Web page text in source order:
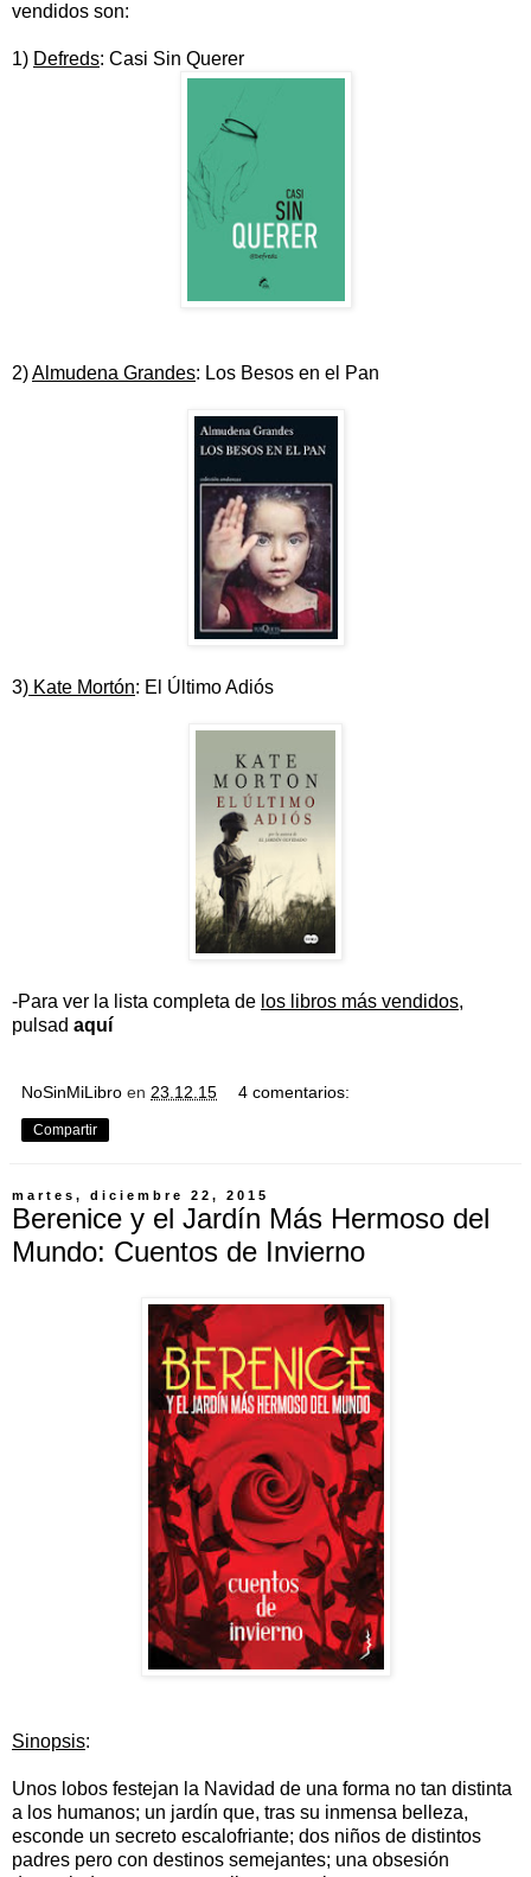
vendidos son:
1) Defreds: Casi Sin Querer
2)Almudena Grandes: Los Besos en el Pan
3) Kate Mortón: El Último Adiós
-Para ver la lista completa de los libros más vendidos,
pulsad aquí
NoSinMiLibro en 23.12.15 4 comentarios:
Compartir
martes, diciembre 22, 2015
Berenice y el Jardín Más Hermoso del
Mundo: Cuentos de Invierno
Sinopsis:
Unos lobos festejan la Navidad de una forma no tan distinta
a los humanos; un jardín que, tras su inmensa belleza,
esconde un secreto escalofriante; dos niños de distintos
padres pero con destinos semejantes; una obsesión